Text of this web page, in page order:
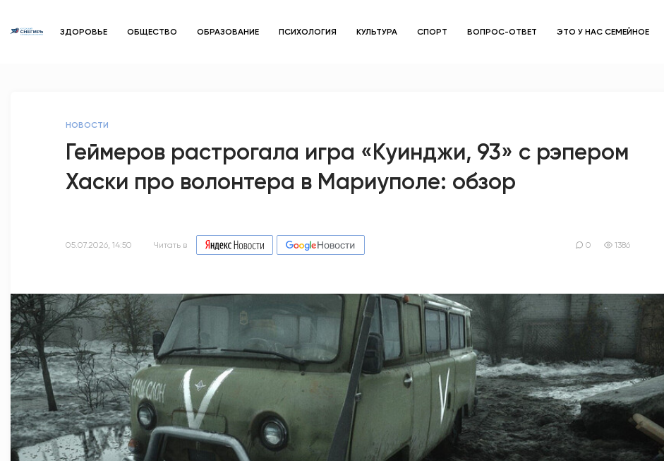
ЗДОРОВЬЕ ОБЩЕСТВО ОБРАЗОВАНИЕ ПСИХОЛОГИЯ КУЛЬТУРА СПОРТ ВОПРОС-ОТВЕТ ЭТО У НАС СЕМЕЙНОЕ
ОБРАЗОВАНИЕ
ПСИХОЛОГИЯ
ЭТО У НАС СЕМЕЙНОЕ
АНТИТЕРРОР
НОВОСТИ
ОФИЦИАЛЬНО
НОВОСТИ
Геймеров растрогала игра «Куинджи, 93» с рэпером
Хаски про волонтера в Мариуполе: обзор
05.07.2026, 14:50 Читать в 0 1386